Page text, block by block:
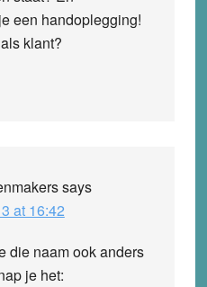
een handoplegging!
klant?
says
at 16:42
die naam ook anders
je het: